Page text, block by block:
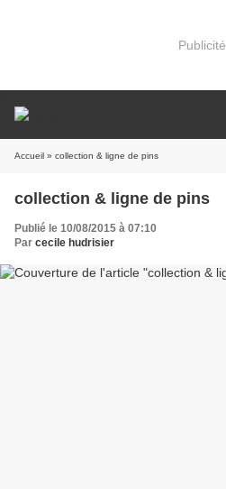
Publicité
Accueil » collection & ligne de pins
collection & ligne de pins
Publié le 10/08/2015 à 07:10
Par cecile hudrisier